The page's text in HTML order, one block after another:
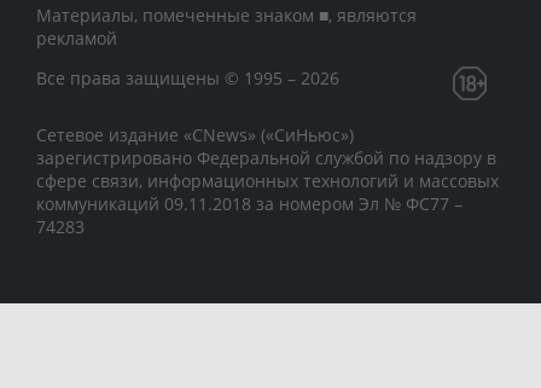
Материалы, помеченные знаком ■, являются
рекламой
Все права защищены © 1995 – 2026
Сетевое издание «CNews» («СиНьюс»)
зарегистрировано Федеральной службой по надзору в
сфере связи, информационных технологий и массовых
коммуникаций 09.11.2018 за номером Эл № ФС77 –
74283